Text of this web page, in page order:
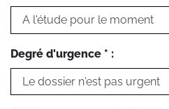
Degré d'urgence * :